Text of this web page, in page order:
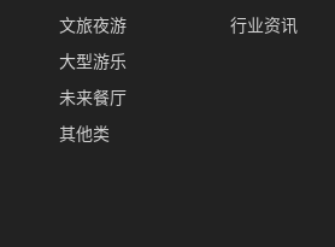
文旅夜游
大型游乐
未来餐厅
其他类
行业资讯